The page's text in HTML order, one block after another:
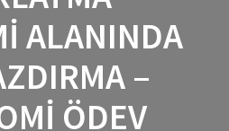
ALANINDA
–
ÖDEV